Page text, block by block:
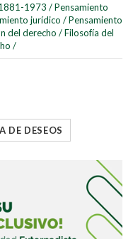
1973 /Pensamiento
jurídico /Pensamiento
del derecho / Filosofía del
/
DE DESEOS